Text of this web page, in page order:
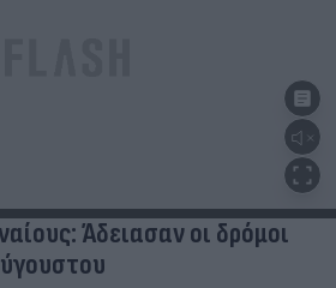
Άδειασαν οι δρόμοι